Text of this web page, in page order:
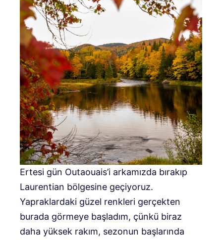
Ertesi gün Outaouais’i arkamızda bırakıp
Laurentian bölgesine geçiyoruz.
Yapraklardaki güzel renkleri gerçekten
burada görmeye başladım, çünkü biraz
daha yüksek rakım, sezonun başlarında